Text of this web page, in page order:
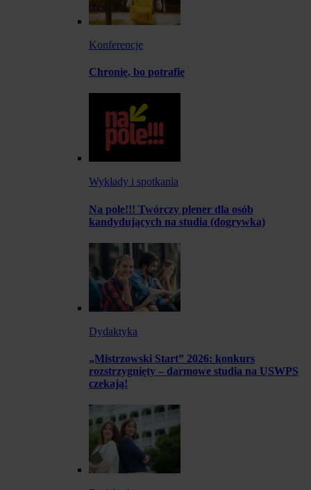
Konferencje
Chronię, bo potrafię
Wykłady i spotkania
Na pole!!! Twórczy plener dla osób
kandydujących na studia (dogrywka)
Dydaktyka
„Mistrzowski Start” 2026: konkurs
rozstrzygnięty – darmowe studia na USWPS
czekają!